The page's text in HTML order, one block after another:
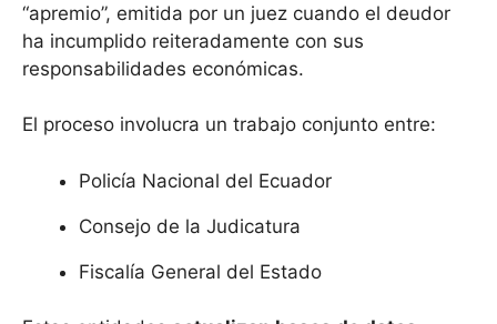
“apremio”, emitida por un juez cuando el deudor
ha incumplido reiteradamente con sus
responsabilidades económicas.
El proceso involucra un trabajo conjunto entre:
Policía Nacional del Ecuador
Consejo de la Judicatura
Fiscalía General del Estado